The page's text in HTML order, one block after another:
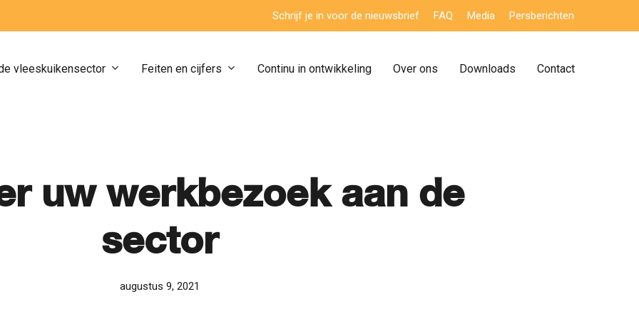
Schrijf je in voor de nieuwsbrief FAQ Media Persberichten
vleeskuikensector Feiten en cijfers Continu in ontwikkeling Over ons Downloads Contact
uw werkbezoek aan de
sector
augustus 9, 2021